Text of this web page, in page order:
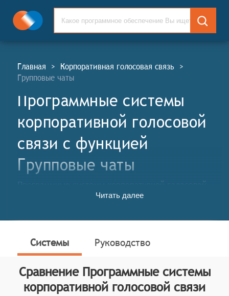
Главная > Корпоративная голосовая связь >
Групповые чаты
Программные системы
корпоративной голосовой
связи c функцией
Групповые чаты
Программные системы корпоративной голосовой
связи (СКГС, англ. Corporate Voice Communication
коммуникационные решения, предназначенные для
компании.
определяет конкретные функциональные критерии
для систем. Для того чтобы соответствовать
Читать далее
Системы Руководство
Сравнение Программные системы
корпоративной голосовой связи